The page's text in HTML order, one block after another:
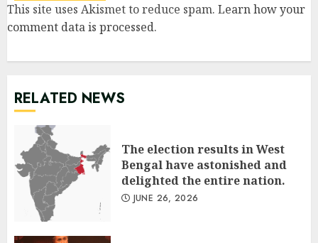
This site uses Akismet to reduce spam. Learn how your
comment data is processed.
RELATED NEWS
The election results in West
Bengal have astonished and
delighted the entire nation.
JUNE 26, 2026